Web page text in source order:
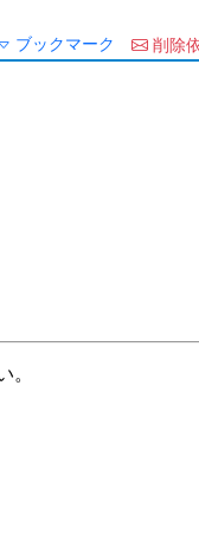
ブックマーク 削除